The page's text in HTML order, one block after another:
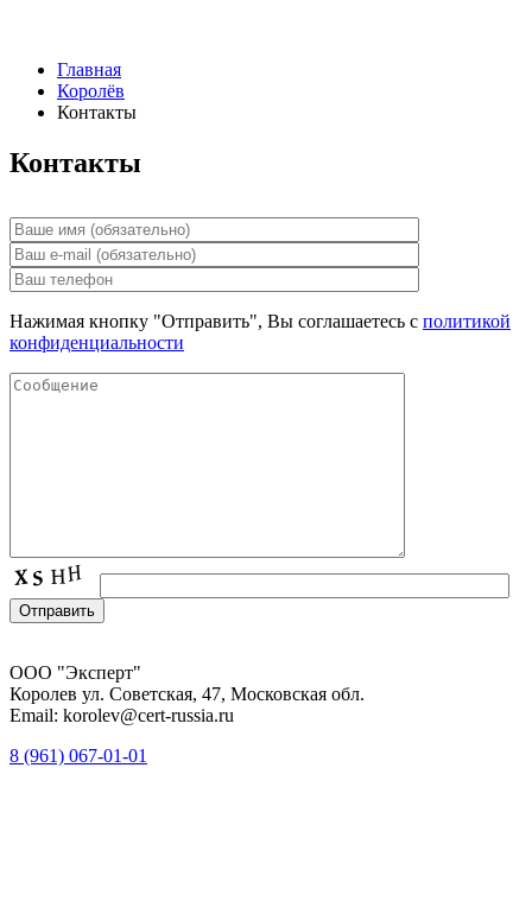
Главная
Королёв
Контакты
Контакты
Нажимая кнопку "Отправить", Вы соглашаетесь с политикой
конфиденциальности
ООО "Эксперт"
Королев ул. Советская, 47, Московская обл.
Email: korolev@cert-russia.ru
8 (961) 067-01-01